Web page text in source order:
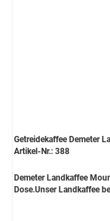
Getreidekaffee Demeter
Artikel-Nr.: 388
Demeter Landkaffee
Dose.Unser Landkaffee